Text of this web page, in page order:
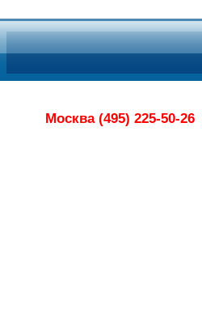
Москва (495) 225-50-26